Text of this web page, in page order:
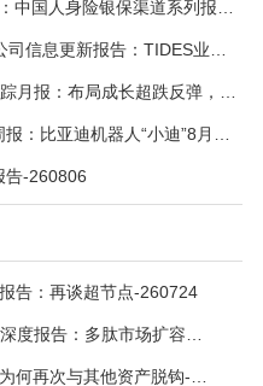
告-260806
告：再谈超节点-260724